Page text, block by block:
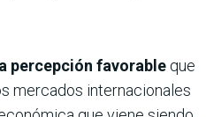
percepción favorable que
mercados internacionales